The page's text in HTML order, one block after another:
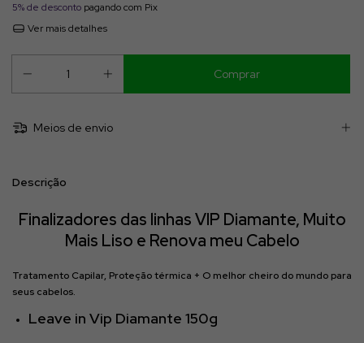
5% de desconto pagando com Pix
Ver mais detalhes
Meios de envio
Descrição
Finalizadores das linhas VIP Diamante, Muito
Mais Liso e Renova meu Cabelo
Tratamento Capilar, Proteção térmica + O melhor cheiro do mundo para
seus cabelos.
Leave in Vip Diamante 150g